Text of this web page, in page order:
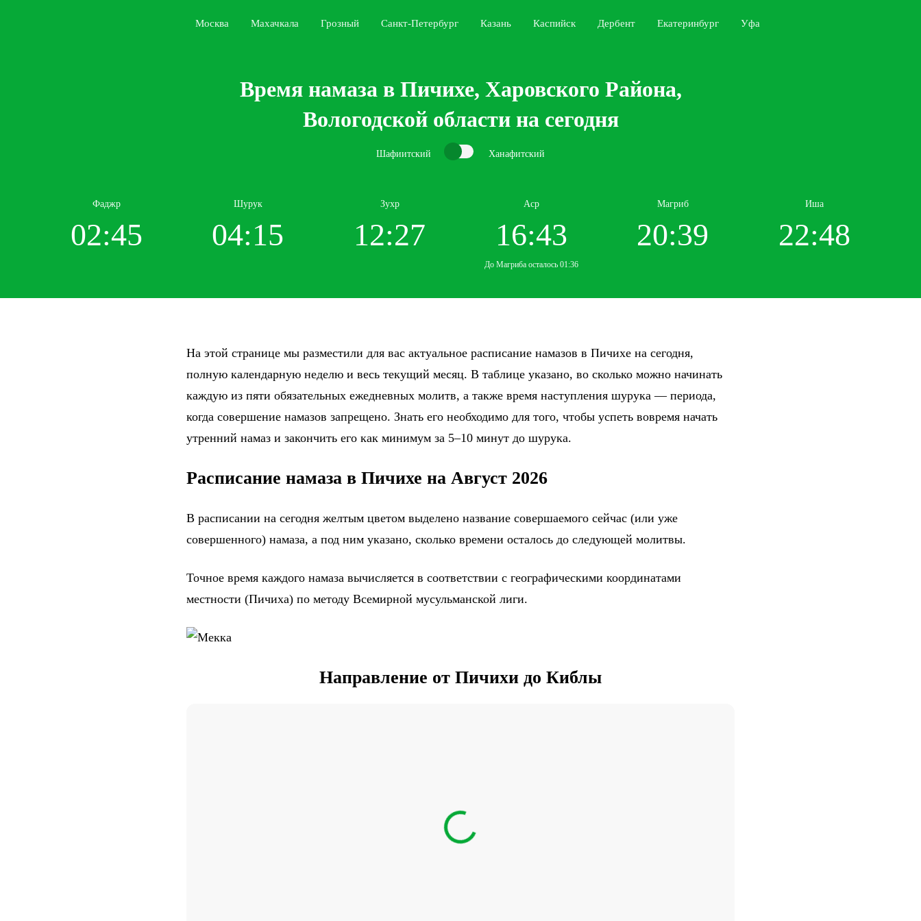
Москва Махачкала Грозный Санкт-Петербург Казань Каспийск Дербент Екатеринбург Уфа
Время намаза в Пичихе, Харовского Района,
Вологодской области на сегодня
Шафиитский Ханафитский
Фаджр
02:45
Шурук
04:15
Зухр
12:27
Аср
16:43
До Магриба осталось 01:36
Магриб
20:39
Иша
22:48
На этой странице мы разместили для вас актуальное расписание намазов в Пичихе на сегодня,
полную календарную неделю и весь текущий месяц. В таблице указано, во сколько можно начинать
каждую из пяти обязательных ежедневных молитв, а также время наступления шурука — периода,
когда совершение намазов запрещено. Знать его необходимо для того, чтобы успеть вовремя начать
утренний намаз и закончить его как минимум за 5–10 минут до шурука.
Расписание намаза в Пичихе на Август 2026
В расписании на сегодня желтым цветом выделено название совершаемого сейчас (или уже
совершенного) намаза, а под ним указано, сколько времени осталось до следующей молитвы.
Точное время каждого намаза вычисляется в соответствии с географическими координатами
местности (Пичиха) по методу Всемирной мусульманской лиги.
Направление от Пичихи до Киблы